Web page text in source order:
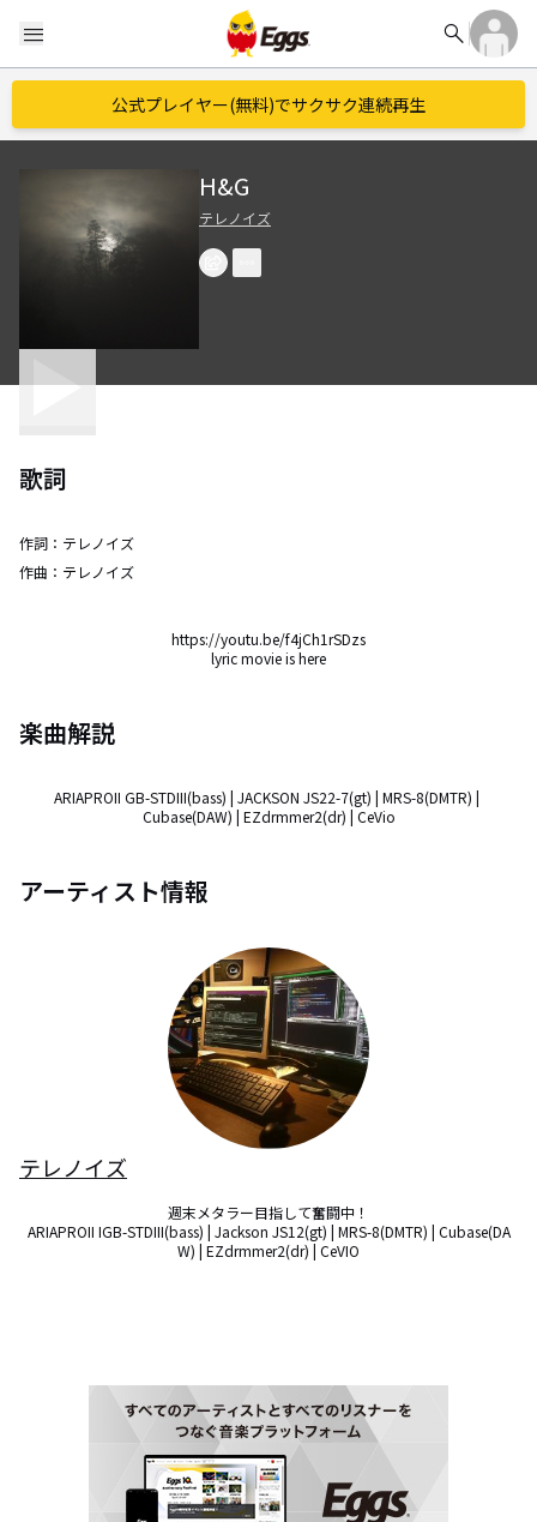
menu search
公式プレイヤー(無料)でサクサク連続再生
H&G
テレノイズ
歌詞
作詞： テレノイズ
作曲： テレノイズ
https://youtu.be/f4jCh1rSDzs
lyric movie is here
楽曲解説
ARIAPROII GB-STDIII(bass) | JACKSON JS22-7(gt) | MRS-8(DMTR) |
Cubase(DAW) | EZdrmmer2(dr) | CeVio
アーティスト情報
テレノイズ
週末メタラー目指して奮闘中！
ARIAPROII IGB-STDIII(bass) | Jackson JS12(gt) | MRS-8(DMTR) | Cubase(DA
W) | EZdrmmer2(dr) | CeVIO